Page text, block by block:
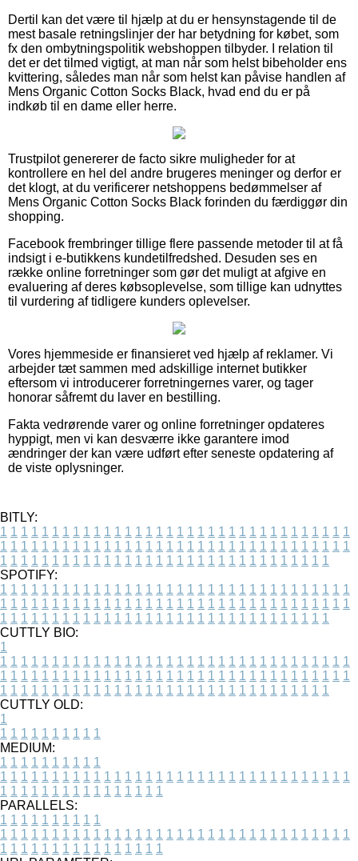
Dertil kan det være til hjælp at du er hensynstagende til de
mest basale retningslinjer der har betydning for købet, som
fx den ombytningspolitik webshoppen tilbyder. I relation til
det er det tilmed vigtigt, at man når som helst bibeholder ens
kvittering, således man når som helst kan påvise handlen af
Mens Organic Cotton Socks Black, hvad end du er på
indkøb til en dame eller herre.
Trustpilot genererer de facto sikre muligheder for at
kontrollere en hel del andre brugeres meninger og derfor er
det klogt, at du verificerer netshoppens bedømmelser af
Mens Organic Cotton Socks Black forinden du færdiggør din
shopping.
Facebook frembringer tillige flere passende metoder til at få
indsigt i e-butikkens kundetilfredshed. Desuden ses en
række online forretninger som gør det muligt at afgive en
evaluering af deres købsoplevelse, som tillige kan udnyttes
til vurdering af tidligere kunders oplevelser.
Vores hjemmeside er finansieret ved hjælp af reklamer. Vi
arbejder tæt sammen med adskillige internet butikker
eftersom vi introducerer forretningernes varer, og tager
honorar såfremt du laver en bestilling.
Fakta vedrørende varer og online forretninger opdateres
hyppigt, men vi kan desværre ikke garantere imod
ændringer der kan være udført efter seneste opdatering af
de viste oplysninger.
BITLY:
1 1 1 1 1 1 1 1 1 1 1 1 1 1 1 1 1 1 1 1 1 1 1 1 1 1 1 1 1 1 1 1 1 1
1 1 1 1 1 1 1 1 1 1 1 1 1 1 1 1 1 1 1 1 1 1 1 1 1 1 1 1 1 1 1 1 1 1
1 1 1 1 1 1 1 1 1 1 1 1 1 1 1 1 1 1 1 1 1 1 1 1 1 1 1 1 1 1 1 1
SPOTIFY:
1 1 1 1 1 1 1 1 1 1 1 1 1 1 1 1 1 1 1 1 1 1 1 1 1 1 1 1 1 1 1 1 1 1
1 1 1 1 1 1 1 1 1 1 1 1 1 1 1 1 1 1 1 1 1 1 1 1 1 1 1 1 1 1 1 1 1 1
1 1 1 1 1 1 1 1 1 1 1 1 1 1 1 1 1 1 1 1 1 1 1 1 1 1 1 1 1 1 1 1
CUTTLY BIO:
1
1 1 1 1 1 1 1 1 1 1 1 1 1 1 1 1 1 1 1 1 1 1 1 1 1 1 1 1 1 1 1 1 1 1
1 1 1 1 1 1 1 1 1 1 1 1 1 1 1 1 1 1 1 1 1 1 1 1 1 1 1 1 1 1 1 1 1 1
1 1 1 1 1 1 1 1 1 1 1 1 1 1 1 1 1 1 1 1 1 1 1 1 1 1 1 1 1 1 1 1
CUTTLY OLD:
1
1 1 1 1 1 1 1 1 1 1
MEDIUM:
1 1 1 1 1 1 1 1 1 1
1 1 1 1 1 1 1 1 1 1 1 1 1 1 1 1 1 1 1 1 1 1 1 1 1 1 1 1 1 1 1 1 1 1
1 1 1 1 1 1 1 1 1 1 1 1 1 1 1 1
PARALLELS:
1 1 1 1 1 1 1 1 1 1
1 1 1 1 1 1 1 1 1 1 1 1 1 1 1 1 1 1 1 1 1 1 1 1 1 1 1 1 1 1 1 1 1 1
1 1 1 1 1 1 1 1 1 1 1 1 1 1 1 1